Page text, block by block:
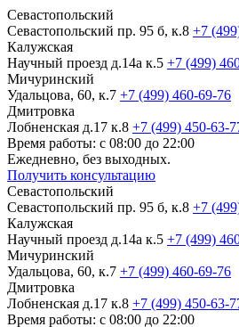
Севастопольский
Севастопольский пр. 95 б, к.8 +7
Калужская
Научный проезд д.14а к.5 +7 (499)
Мичуринский
Удальцова, 60, к.7 +7 (499) 460-69-76
Дмитровка
Лобненская д.17 к.8 +7 (499) 450-63-
Время работы: с 08:00 до 22:00
Ежедневно, без выходных.
Получить консультацию
Севастопольский
Севастопольский пр. 95 б, к.8 +7
Калужская
Научный проезд д.14а к.5 +7 (499)
Мичуринский
Удальцова, 60, к.7 +7 (499) 460-69-76
Дмитровка
Лобненская д.17 к.8 +7 (499) 450-63-
Время работы: с 08:00 до 22:00